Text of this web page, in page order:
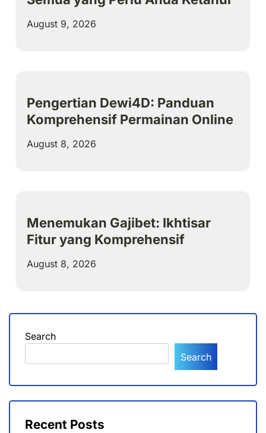
August 9, 2026
Pengertian Dewi4D: Panduan
Komprehensif Permainan Online
August 8, 2026
Menemukan Gajibet: Ikhtisar
Fitur yang Komprehensif
August 8, 2026
Search
Search
Recent Posts